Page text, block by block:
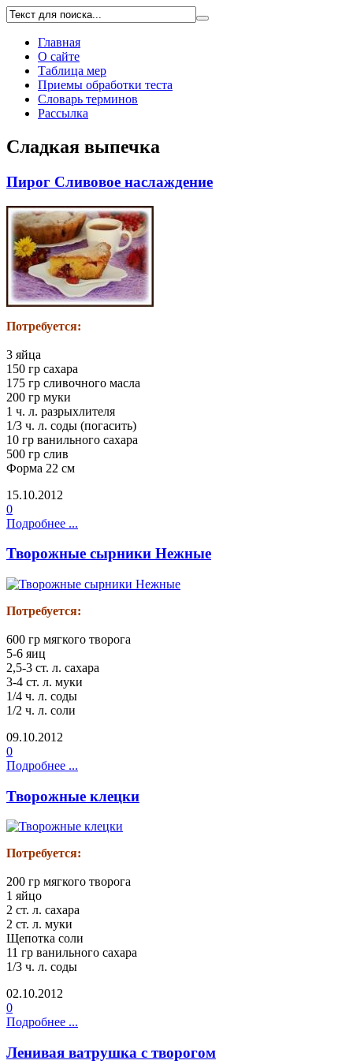
Главная
О сайте
Таблица мер
Приемы обработки теста
Словарь терминов
Рассылка
Сладкая выпечка
Пирог Сливовое наслаждение
Потребуется:
3 яйца
150 гр сахара
175 гр сливочного масла
200 гр муки
1 ч. л. разрыхлителя
1/3 ч. л. соды (погасить)
10 гр ванильного сахара
500 гр слив
Форма 22 см
15.10.2012
0
Подробнее ...
Творожные сырники Нежные
Потребуется:
600 гр мягкого творога
5-6 яиц
2,5-3 ст. л. сахара
3-4 ст. л. муки
1/4 ч. л. соды
1/2 ч. л. соли
09.10.2012
0
Подробнее ...
Творожные клецки
Потребуется:
200 гр мягкого творога
1 яйцо
2 ст. л. сахара
2 ст. л. муки
Щепотка соли
11 гр ванильного сахара
1/3 ч. л. соды
02.10.2012
0
Подробнее ...
Ленивая ватрушка с творогом